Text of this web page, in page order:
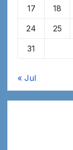
17 18
24 25
31
« Jul